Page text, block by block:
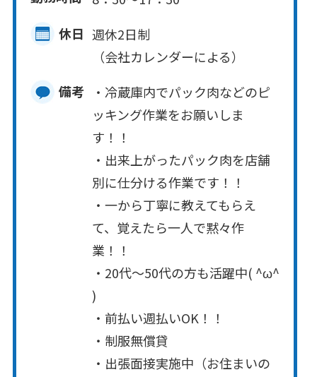
休日 週休2日制
（会社カレンダーによる）
備考
・冷蔵庫内でパック肉などのピ
ッキング作業をお願いしま
す！！
・出来上がったパック肉を店舗
別に仕分ける作業です！！
・一から丁寧に教えてもらえ
て、覚えたら一人で黙々作
業！！
・20代～50代の方も活躍中( ^ω^
)
・前払い週払いOK！！
・制服無償貸
・出張面接実施中（お住まいの